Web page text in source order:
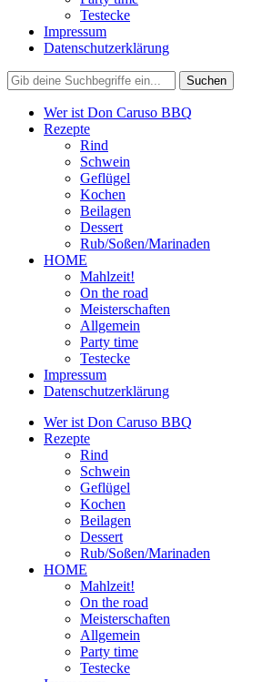
Testecke
Impressum
Datenschutzerklärung
Wer ist Don Caruso BBQ
Rezepte
Rind
Schwein
Geflügel
Kochen
Beilagen
Dessert
Rub/Soßen/Marinaden
HOME
Mahlzeit!
On the road
Meisterschaften
Allgemein
Party time
Testecke
Impressum
Datenschutzerklärung
Wer ist Don Caruso BBQ
Rezepte
Rind
Schwein
Geflügel
Kochen
Beilagen
Dessert
Rub/Soßen/Marinaden
HOME
Mahlzeit!
On the road
Meisterschaften
Allgemein
Party time
Testecke